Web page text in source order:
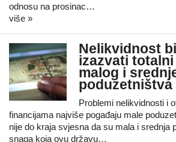
odnosu na prosinac…
više »
Nelikvidnost
izazvati
malog i
poduzetništva
Problemi nelikvidnosti i
financijama najviše pogađaju male
nije do kraja svjesna da su mala i srednja
snaga koja ovu državu…